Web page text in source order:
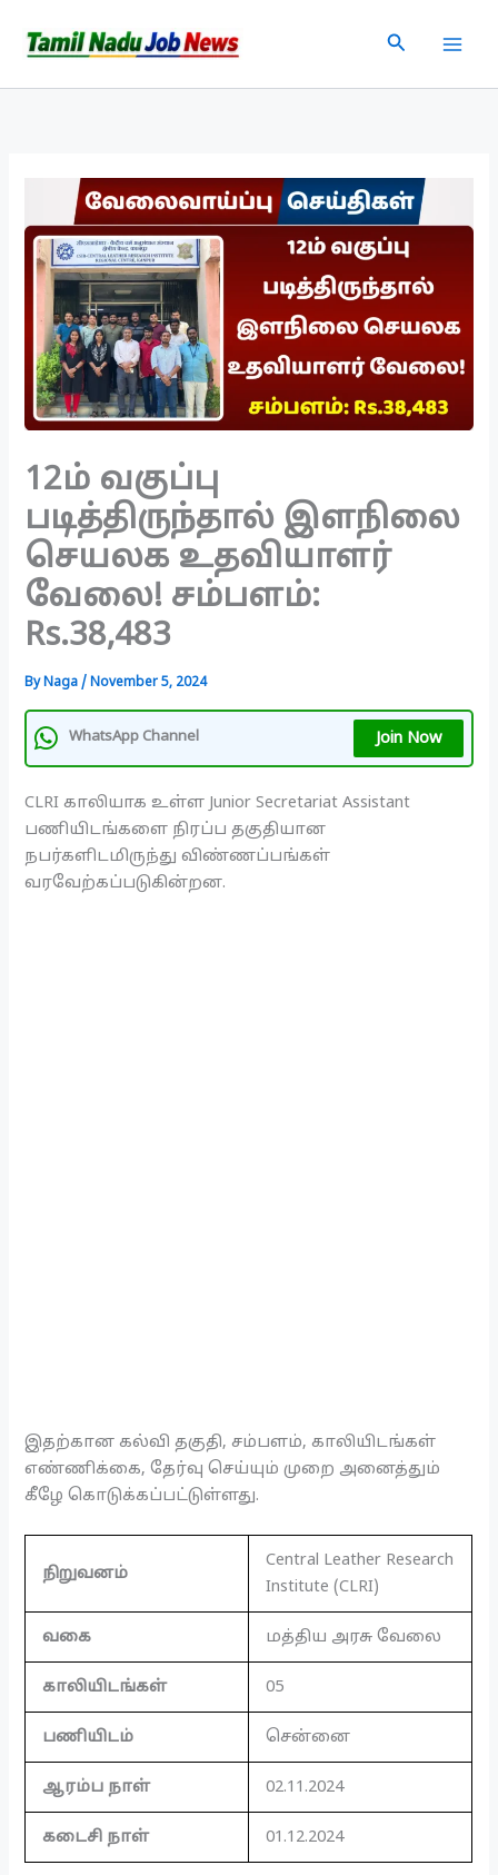
Search
12ம் வகுப்பு
படித்திருந்தால் இளநிலை
செயலக உதவியாளர்
வேலை! சம்பளம்:
Rs.38,483
ByNaga/November 5, 2024
WhatsApp Channel Join Now
CLRI காலியாக உள்ள Junior Secretariat Assistant
பணியிடங்களை நிரப்ப தகுதியான
நபர்களிடமிருந்து விண்ணப்பங்கள்
வரவேற்கப்படுகின்றன.
இதற்கான கல்வி தகுதி, சம்பளம், காலியிடங்கள்
எண்ணிக்கை, தேர்வு செய்யும் முறை அனைத்தும்
கீழே கொடுக்கப்பட்டுள்ளது.
நிறுவனம்
Central Leather Research
Institute (CLRI)
வகை மத்திய அரசு வேலை
காலியிடங்கள் 05
பணியிடம் சென்னை
ஆரம்ப நாள் 02.11.2024
கடைசி நாள் 01.12.2024